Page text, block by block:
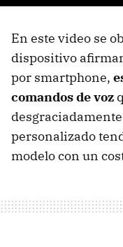
En este video se
dispositivo
por smartphone,
comandos de voz
personalizado
modelo con un